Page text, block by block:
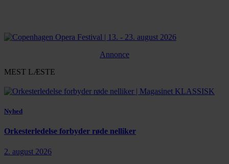
Annonce
MEST LÆSTE
Nyhed
Orkesterledelse forbyder røde nelliker
2. august 2026